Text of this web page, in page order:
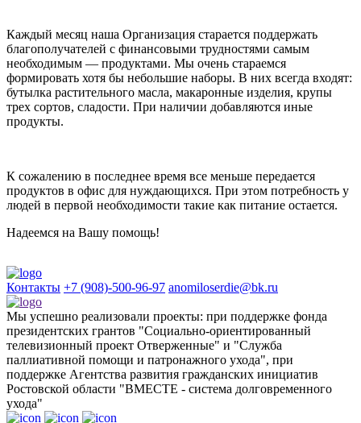
Каждый месяц наша Организация старается поддержать
благополучателей с финансовыми трудностями самым
необходимым — продуктами. Мы очень стараемся
формировать хотя бы небольшие наборы. В них всегда входят:
бутылка растительного масла, макаронные изделия, крупы
трех сортов, сладости. При наличии добавляются иные
продукты.
К сожалению в последнее время все меньше передается
продуктов в офис для нуждающихся. При этом потребность у
людей в первой необходимости такие как питание остается.
Надеемся на Вашу помощь!
Контакты +7 (908)-500-96-97 anomiloserdie@bk.ru
Мы успешно реализовали проекты: при поддержке фонда
президентских грантов "Социально-ориентированный
телевизионный проект Отверженные" и "Служба
паллиативной помощи и патронажного ухода", при
поддержке Агентства развития гражданских инициатив
Ростовской области "ВМЕСТЕ - система долговременного
ухода"